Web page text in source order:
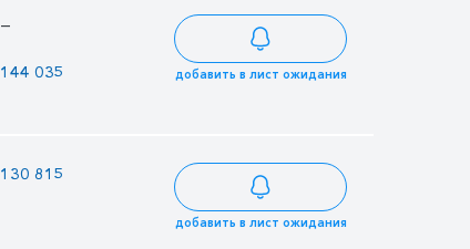
— 254 124
144 035 169 452
добавить в лист ожидания
130 815 153 900
добавить в лист ожидания